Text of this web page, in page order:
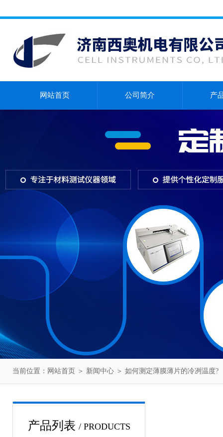
网站首页 公司简介 产
当前位置： 网站首页 ＞ 新闻中心 ＞ 如何测定薄膜薄片的冷冽温度?
产品列表 / PRODUCTS